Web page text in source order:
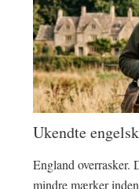
Ukendte
England overrasker.
mindre mærker